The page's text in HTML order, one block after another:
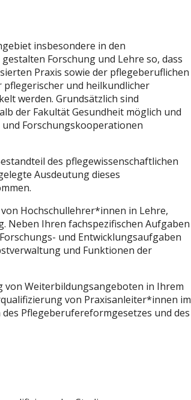
insbesondere in den
Forschung und Lehre so, dass
Praxis sowie der pflegeberuflichen
und heilkundlicher
werden. Grundsätzlich sind
der Fakultät Gesundheit möglich und
Forschungskooperationen
des pflegewissenschaftlichen
Ausdeutung dieses
Hochschullehrer*innen in Lehre,
Neben Ihren fachspezifischen Aufgaben
und Entwicklungsaufgaben
und Funktionen der
von Weiterbildungsangeboten in Ihrem
von Praxisanleiter*innen im
Pflegeberufereformgesetzes und des